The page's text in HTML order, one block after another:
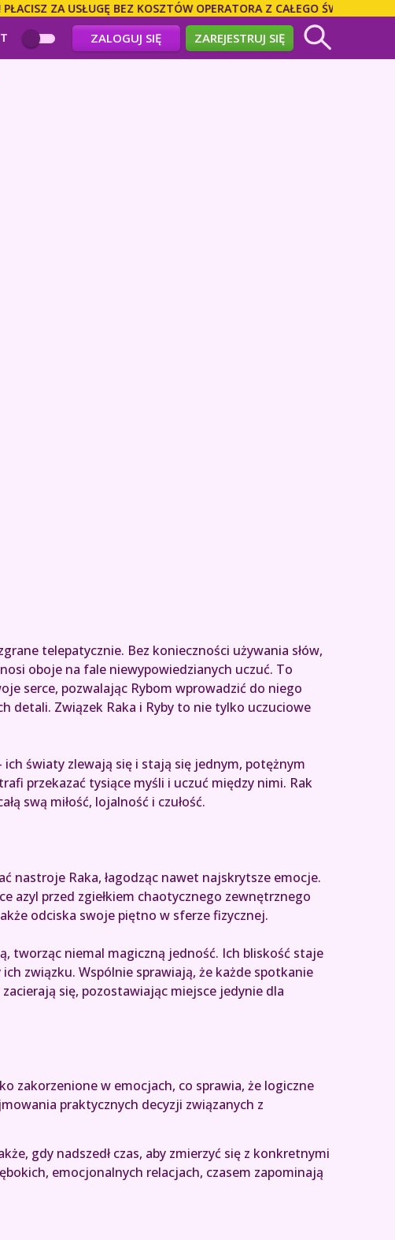
USŁUGĘ BEZ KOSZTÓW OPERATORA Z CAŁEGO ŚWIATA! DZWOŃ
ZALOGUJ SIĘ ZAREJESTRUJ SIĘ
telepatycznie. Bez konieczności używania słów,
oboje na fale niewypowiedzianych uczuć. To
serce, pozwalając Rybom wprowadzić do niego
detali. Związek Raka i Ryby to nie tylko uczuciowe
światy zlewają się i stają się jednym, potężnym
przekazać tysiące myśli i uczuć między nimi. Rak
swą miłość, lojalność i czułość.
nastroje Raka, łagodząc nawet najskrytsze emocje.
azyl przed zgiełkiem chaotycznego zewnętrznego
odciska swoje piętno w sferze fizycznej.
tworząc niemal magiczną jedność. Ich bliskość staje
związku. Wspólnie sprawiają, że każde spotkanie
się, pozostawiając miejsce jedynie dla
zakorzenione w emocjach, co sprawia, że logiczne
praktycznych decyzji związanych z
gdy nadszedł czas, aby zmierzyć się z konkretnymi
emocjonalnych relacjach, czasem zapominają